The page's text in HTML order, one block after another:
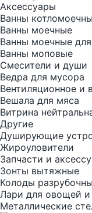
Аксессуары
Ванны
Ванны моечные
Ванны моечные
Ванны моповые
Смесители и души
Ведра для мусора
Вентиляционное и
Вешала для мяса
Витрина
Другие
Душирующие
Жироуловители
Запчасти и
Зонты вытяжные
Колоды
Лари для овощей и
Металлические